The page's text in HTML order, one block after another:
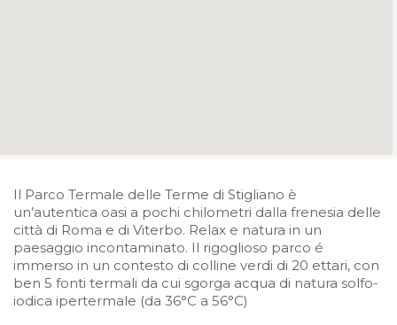
Il Parco Termale delle Terme di Stigliano è
un’autentica oasi a pochi chilometri dalla frenesia delle
città di Roma e di Viterbo. Relax e natura in un
paesaggio incontaminato. Il rigoglioso parco é
immerso in un contesto di colline verdi di 20 ettari, con
ben 5 fonti termali da cui sgorga acqua di natura solfo-
iodica ipertermale (da 36°C a 56°C)